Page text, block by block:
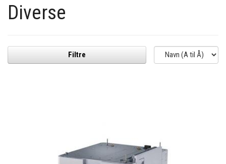
Diverse
Filtre